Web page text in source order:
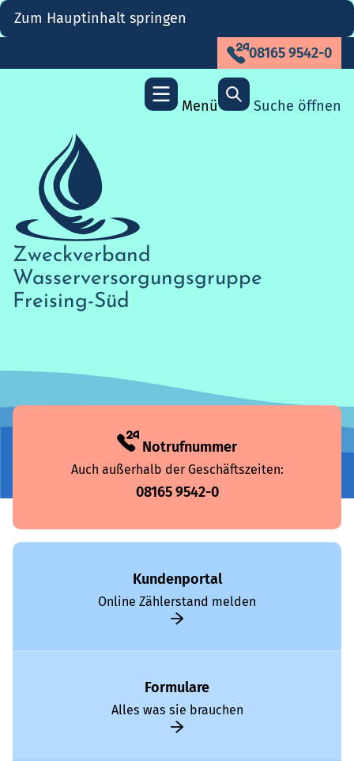
Zum Hauptinhalt springen
08165 9542-0
Menü Suche öffnen
Zweckverband
Wasserversorgungs­gruppe
Freising-Süd
Notrufnummer
Auch außerhalb der Geschäftszeiten:
08165 9542-0
Kundenportal
Online Zählerstand melden
Formulare
Alles was sie brauchen